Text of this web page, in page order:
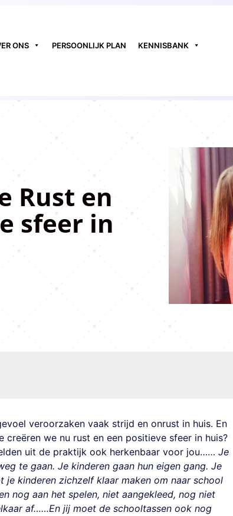
ONS PERSOONLIJK PLAN KENNISBANK
Rust en
sfeer in
veroorzaken vaak strijd en onrust in huis. En
we nu rust en een positieve sfeer in huis?
uit de praktijk ook herkenbaar voor jou……Je
te gaan. Je kinderen gaan hun eigen gang. Je
je kinderen zichzelf klaar maken om naar school
nog aan het spelen, niet aangekleed, nog niet
af……En jij moet de schooltassen ook nog